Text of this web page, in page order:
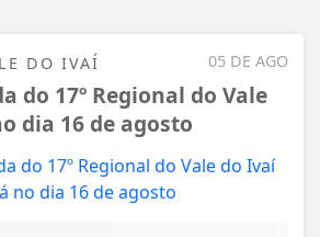
05 DE AGO
DO IVAÍ
do 17º Regional do Vale
dia 16 de agosto